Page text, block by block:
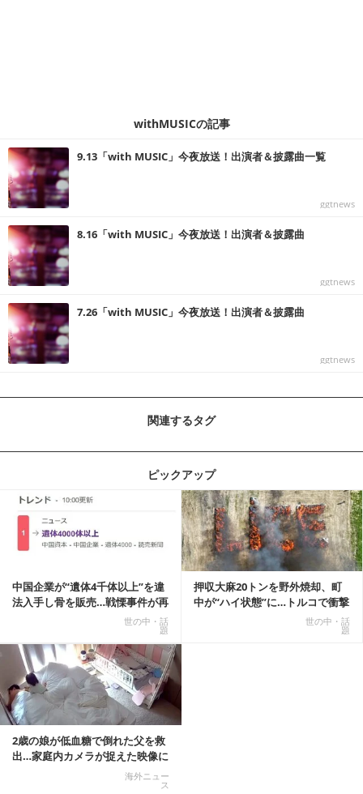
withMUSICの記事
9.13「with MUSIC」今夜放送！出演者＆披露曲一覧
ggtnews
8.16「with MUSIC」今夜放送！出演者＆披露曲
ggtnews
7.26「with MUSIC」今夜放送！出演者＆披露曲
ggtnews
関連するタグ
ピックアップ
中国企業が“遺体4千体以上”を違
法入手し骨を販売…戦慄事件が再
世の中・話
題
押収大麻20トンを野外焼却、町
中が“ハイ状態”に…トルコで衝撃
世の中・話
題
2歳の娘が低血糖で倒れた父を救
出…家庭内カメラが捉えた映像に
海外ニュー
ス